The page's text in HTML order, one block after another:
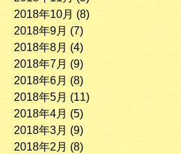
2018年10月 (8)
2018年9月 (7)
2018年8月 (4)
2018年7月 (9)
2018年6月 (8)
2018年5月 (11)
2018年4月 (5)
2018年3月 (9)
2018年2月 (8)